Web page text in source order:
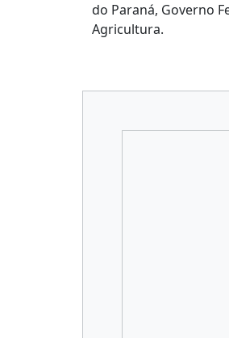
do Paraná, Governo
Agricultura.